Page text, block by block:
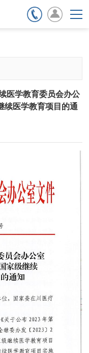
医学教育委员会办公
续医学教育项目的通